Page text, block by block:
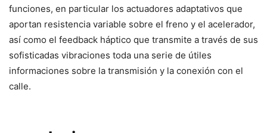
funciones, en particular los actuadores adaptativos que
aportan resistencia variable sobre el freno y el acelerador,
así como el feedback háptico que transmite a través de sus
sofisticadas vibraciones toda una serie de útiles
informaciones sobre la transmisión y la conexión con el
calle.